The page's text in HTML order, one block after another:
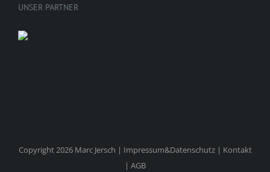
UNSER PARTNER
Copyright 2026 Marc Jersch | Impressum&Datenschutz| Kontakt
| AGB